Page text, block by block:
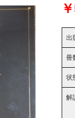
出
冊
状
解